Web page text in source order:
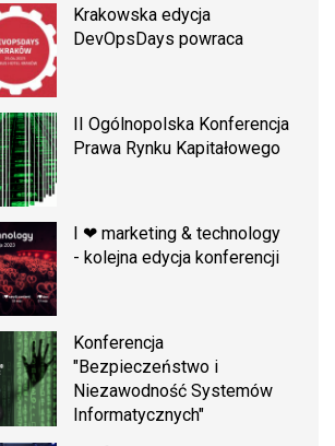
Krakowska edycja
DevOpsDays powraca
II Ogólnopolska Konferencja
Prawa Rynku Kapitałowego
I ❤ marketing & technology
- kolejna edycja konferencji
Konferencja
"Bezpieczeństwo i
Niezawodność Systemów
Informatycznych"